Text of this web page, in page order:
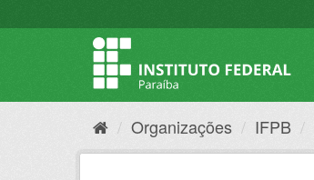
Organizações IFPB